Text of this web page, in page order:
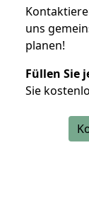
uns
planen!
Füllen Sie
Sie